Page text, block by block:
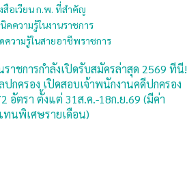
สือเวียน ก.พ. ที่สำคัญ
คความรู้ในงานราชการ
ความรู้ในสายอาชีพราชการ
ราชการกำลังเปิดรับสมัครล่าสุด 2569 ที่นี่!
ปกครอง เปิดสอบเจ้าพนักงานคดีปกครอง
อัตรา ตั้งแต่ 31ส.ค.-18ก.ย.69 (มีค่า
นพิเศษรายเดือน)